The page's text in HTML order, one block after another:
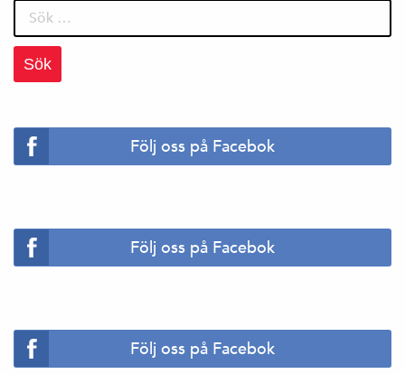
Sök
efter:
Följ oss på Facebok
Följ oss på Facebok
Följ oss på Facebok